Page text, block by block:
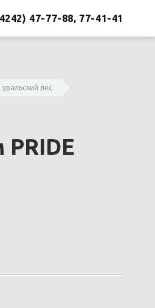
47-77-88, 77-41-41
лес